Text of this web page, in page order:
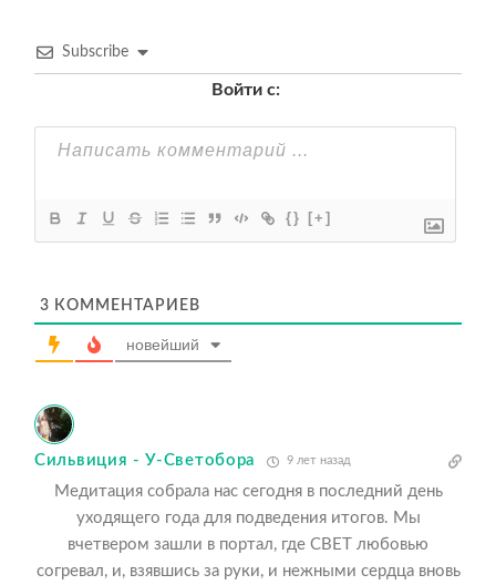
Subscribe
Войти с:
{} [+]
3 КОММЕНТАРИЕВ
новейший
Сильвиция - У-Светобора 9 лет назад
Медитация собрала нас сегодня в последний день
уходящего года для подведения итогов. Мы
вчетвером зашли в портал, где СВЕТ любовью
согревал, и, взявшись за руки, и нежными сердца вновь